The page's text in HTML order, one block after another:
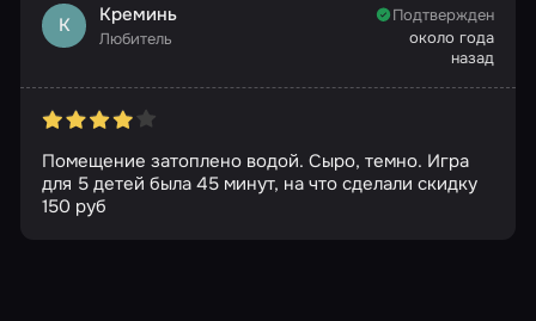
К Креминь
Любитель
Подтвержден
около года
назад
Помещение затоплено водой. Сыро, темно. Игра
для 5 детей была 45 минут, на что сделали скидку
150 руб